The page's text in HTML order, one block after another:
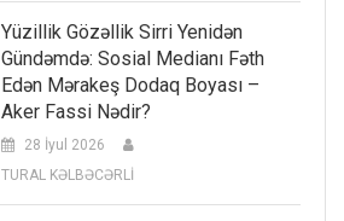
Yüzillik Gözəllik Sirri Yenidən
Gündəmdə: Sosial Medianı Fəth
Edən Mərakeş Dodaq Boyası –
Aker Fassi Nədir?
28 İyul 2026
TURAL KƏLBƏCƏRLİ